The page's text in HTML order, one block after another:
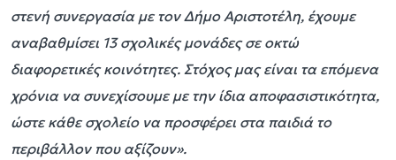
στενή συνεργασία με τον Δήμο Αριστοτέλη, έχουμε
αναβαθμίσει 13 σχολικές μονάδες σε οκτώ
διαφορετικές κοινότητες. Στόχος μας είναι τα επόμενα
χρόνια να συνεχίσουμε με την ίδια αποφασιστικότητα,
ώστε κάθε σχολείο να προσφέρει στα παιδιά το
περιβάλλον που αξίζουν».